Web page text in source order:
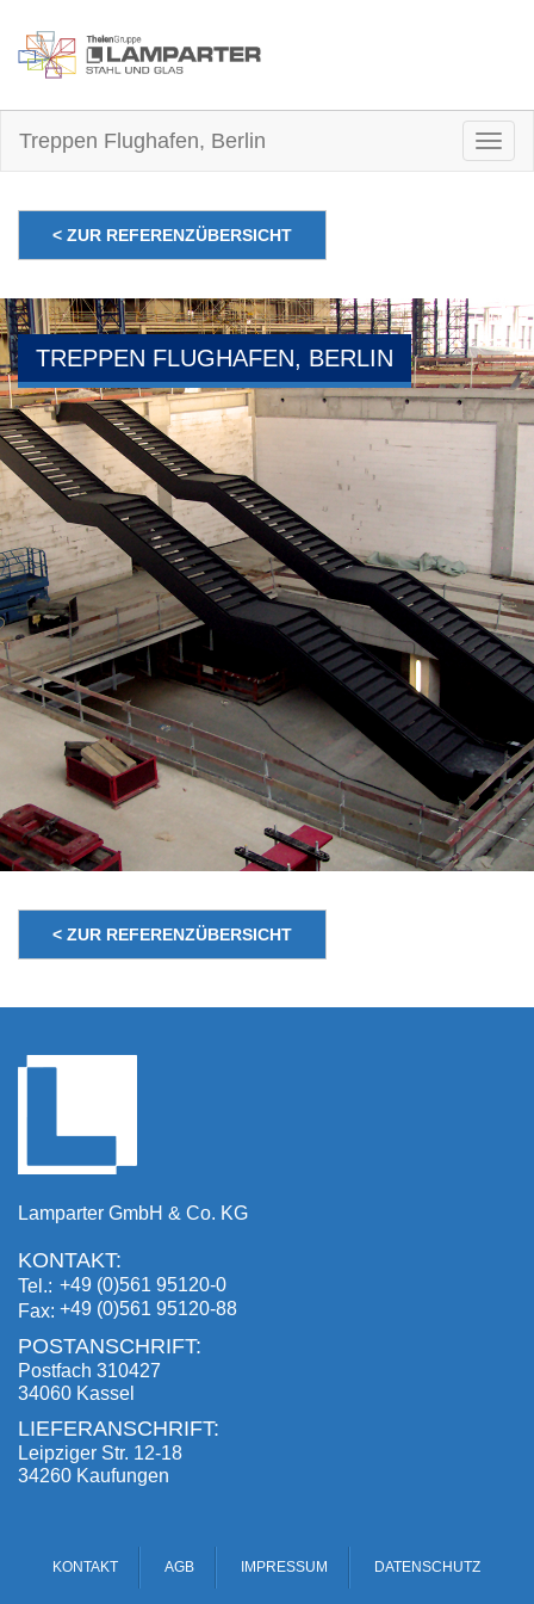
Treppen Flughafen, Berlin
< ZUR REFERENZÜBERSICHT
TREPPEN FLUGHAFEN, BERLIN
< ZUR REFERENZÜBERSICHT
Lamparter GmbH & Co. KG
KONTAKT:
Tel.
+49 (0)561 95120-0
Fax +49 (0)561 95120-88
POSTANSCHRIFT:
Postfach 310427
34060 Kassel
LIEFERANSCHRIFT:
Leipziger Str. 12-18
34260 Kaufungen
KONTAKT AGB IMPRESSUM DATENSCHUTZ